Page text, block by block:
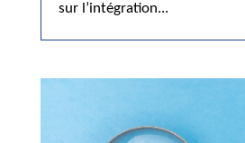
sur l’intégration...